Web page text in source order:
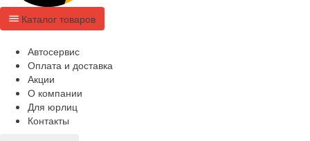
Каталог товаров
Автосервис
Оплата и доставка
Акции
О компании
Для юрлиц
Контакты